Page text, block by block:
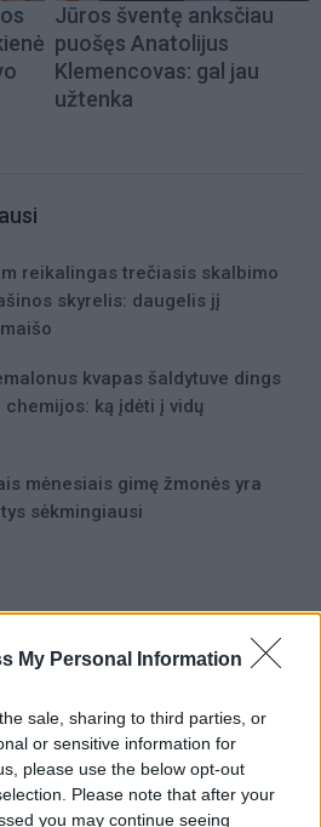
My Personal Information
sale, sharing to third parties, or
or sensitive information for
please use the below opt-out
Please note that after your
you may continue seeing
Jūros šventę anksčiau
puošęs Anatolijus
Klemencovas: gal jau
užtenka
reikalingas trečiasis skalbimo
skyrelis: daugelis jį
kvapas šaldytuve dings
chemijos: ką įdėti į vidų
mėnesiais gimę žmonės yra
sėkmingiausi
nužudymai